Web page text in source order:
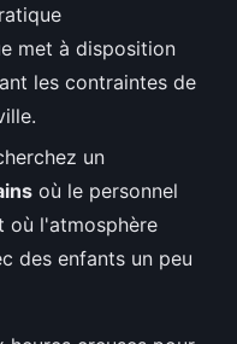
met à disposition
les contraintes de
un
où le personnel
où l'atmosphère
des enfants un peu